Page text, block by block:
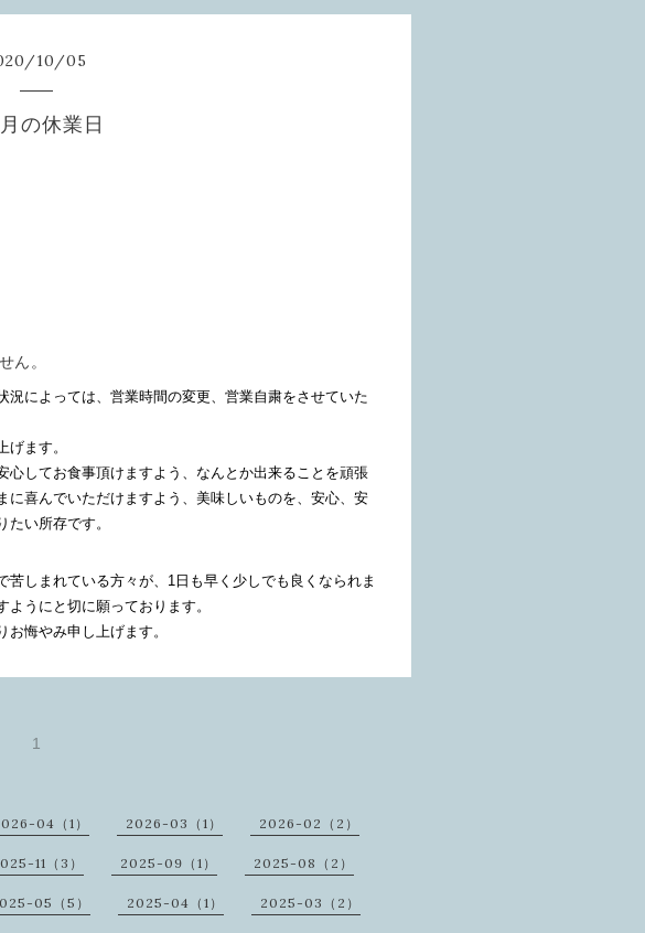
/10/05
の休業日
ん。
によっては、営業時間の変更、営業自粛をさせていた
ます。
してお食事頂けますよう、なんとか出来ることを頑張
に喜んでいただけますよう、美味しいものを、安心、安
い所存です。
しまれている方々が、1日も早く少しでも良くなられま
うにと切に願っております。
悔やみ申し上げます。
1
04（1） 2026-03（1） 2026-02（2）
11（3） 2025-09（1） 2025-08（2）
05（5） 2025-04（1） 2025-03（2）